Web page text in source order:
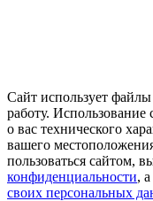
Сайт использует
работу.
о вас технического
вашего
пользоваться сайтом,
конфиденциальности,
своих персональных